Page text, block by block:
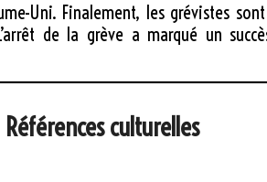
Uni. Finalement, les grévistes
de la grève a marqué un
Références culturelles